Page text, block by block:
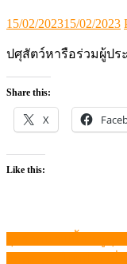
Posted
15/02/202315/02/2023
ปศุสัตว์หารือร่วมผู้ปร
Share this:
X
Like this:
แนะแนว